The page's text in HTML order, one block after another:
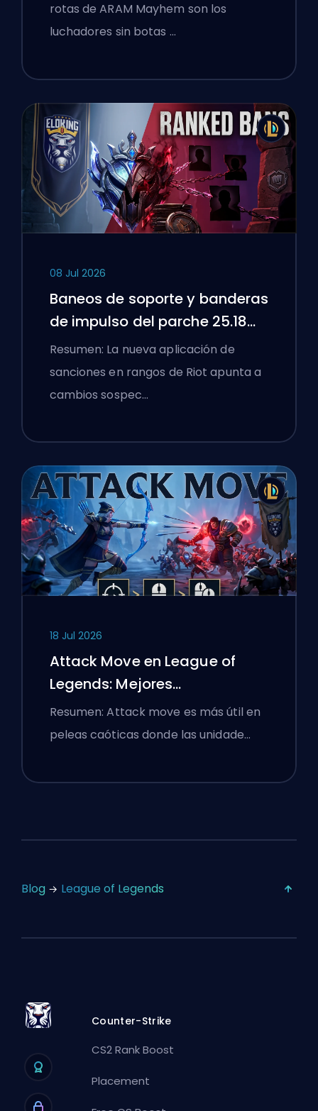
rotas de ARAM Mayhem son los
luchadores sin botas …
08 Jul 2026
Baneos de soporte y banderas
de impulso del parche 25.18
de League of Legends
Resumen: La nueva aplicación de
sanciones en rangos de Riot apunta a
cambios sospec…
18 Jul 2026
Attack Move en League of
Legends: Mejores
Configuraciones
Resumen: Attack move es más útil en
peleas caóticas donde las unidade…
Blog League of Legends
Counter-Strike
CS2 Rank Boost
Placement